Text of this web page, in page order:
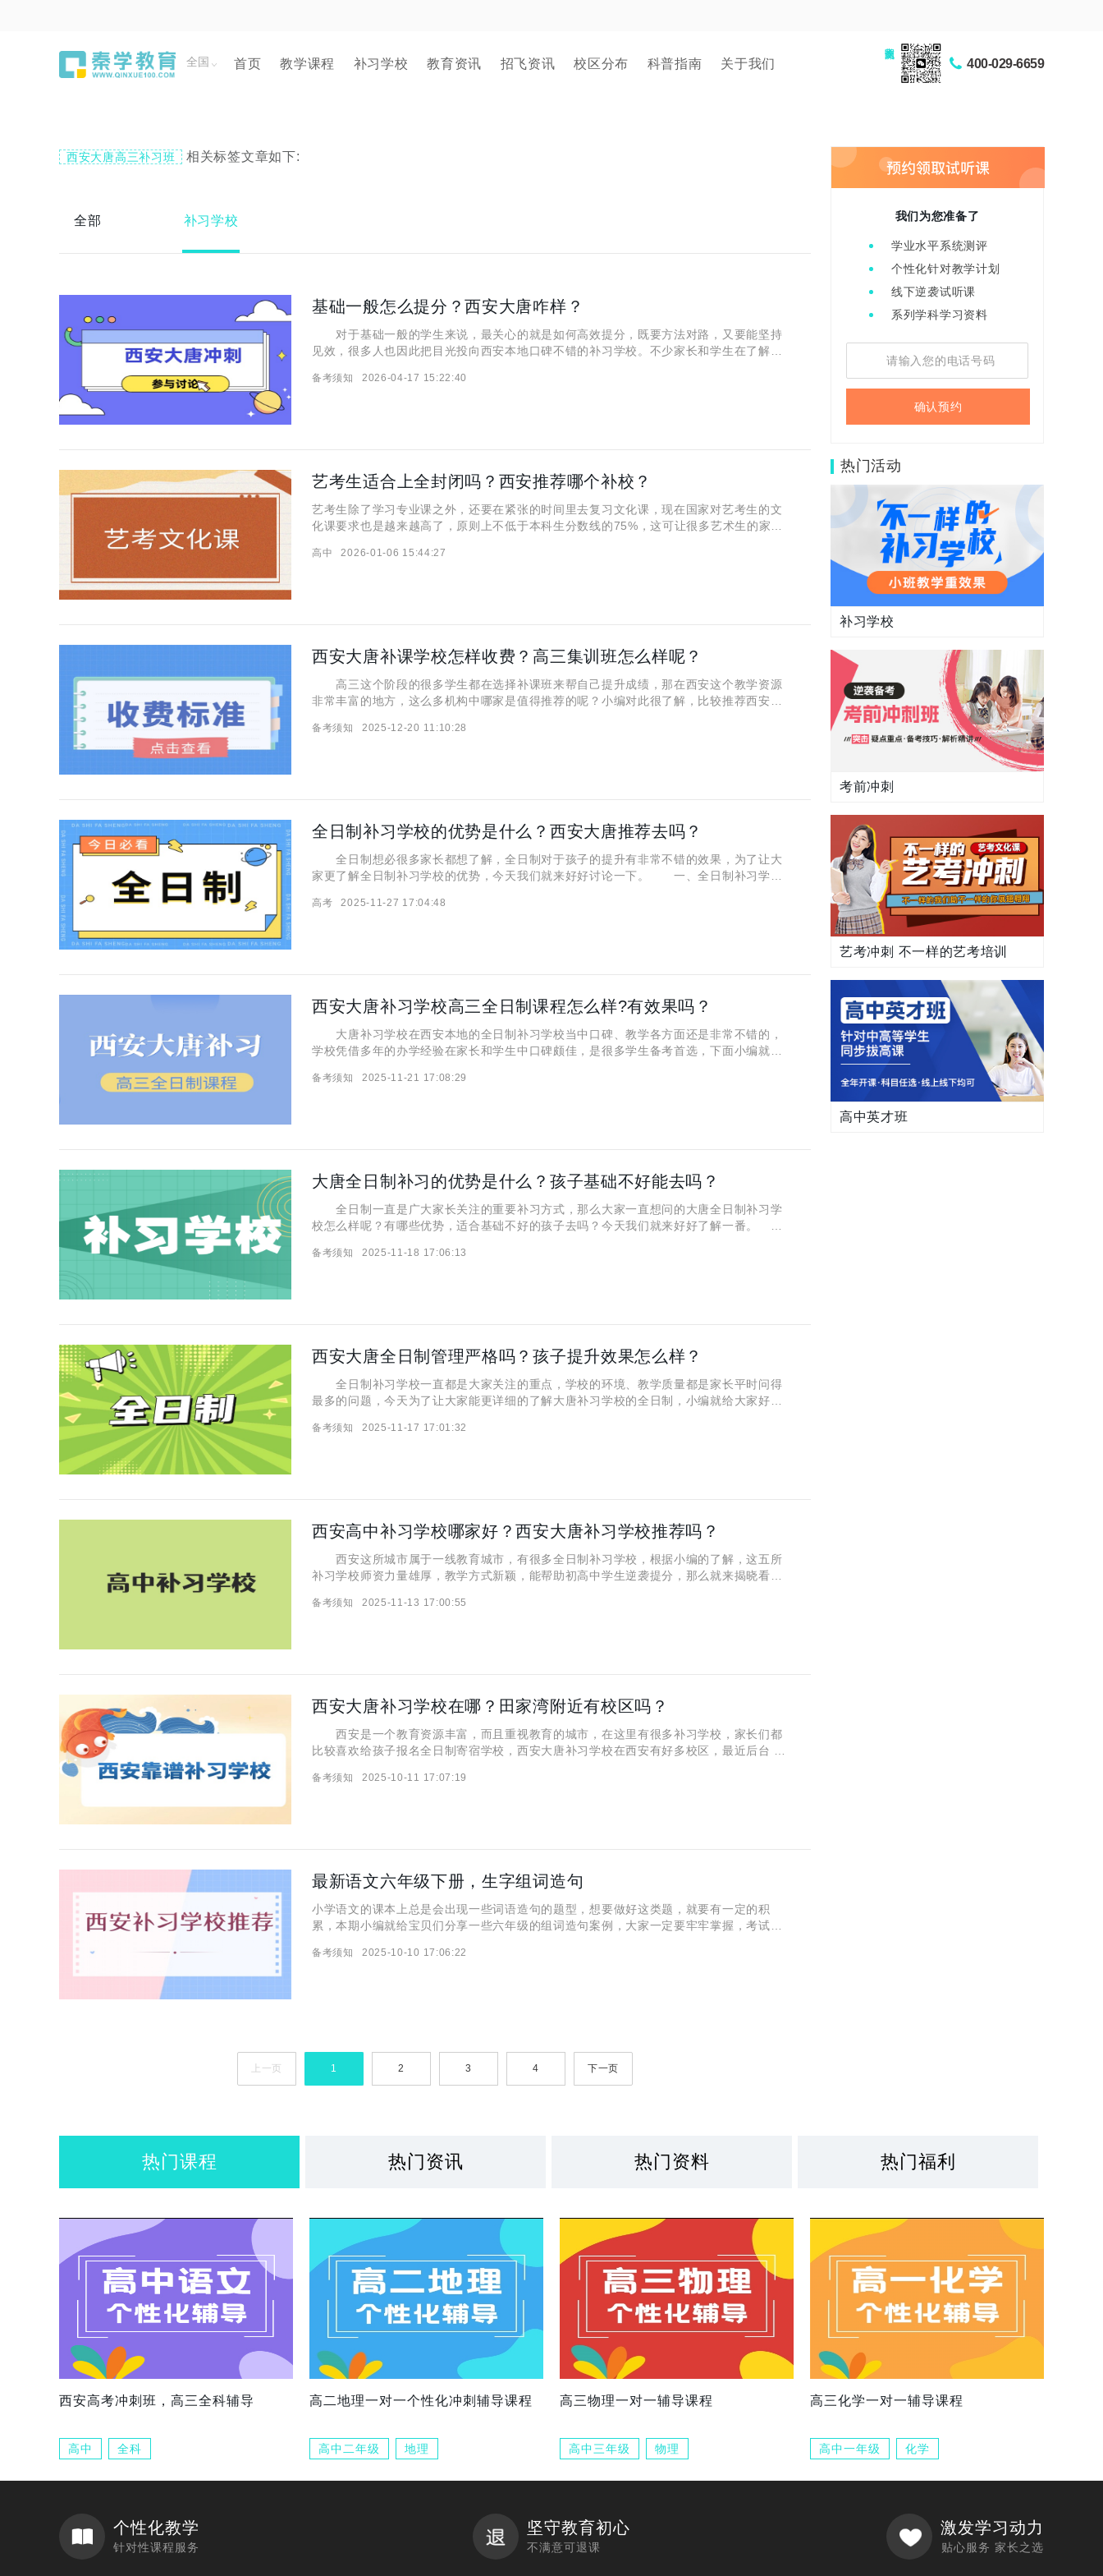
全国 首页 教学课程 补习学校 教育资讯 招飞资讯 校区分布 科普指南 关于我们 400-029-6659
西安大唐高三补习班 相关标签文章如下:
全部 补习学校
基础一般怎么提分？西安大唐咋样？
对于基础一般的学生来说，最关心的就是如何高效提分，既要方法对路，又要能坚持
见效，很多人也因此把目光投向西安本地口碑不错的补习学校。不少家长和学生在了解过
模式能不能真正帮助学生查漏补缺、稳步提升。今天就结合基础薄弱学生的
备考须知 2026-04-17 15:22:40
艺考生适合上全封闭吗？西安推荐哪个补校？
艺考生除了学习专业课之外，还要在紧张的时间里去复习文化课，现在国家对艺考生的文
化课要求也是越来越高了，原则上不低于本科生分数线的75%，这可让很多艺术生的家长
习机构，本期小编就来给大家介绍介绍！
高中 2026-01-06 15:44:27
西安大唐补课学校怎样收费？高三集训班怎么样呢？
高三这个阶段的很多学生都在选择补课班来帮自己提升成绩，那在西安这个教学资源
非常丰富的地方，这么多机构中哪家是值得推荐的呢？小编对此很了解，比较推荐西安大
个问题，希望对大家有帮助。 西安大唐补课学校怎样收费？ 西安大
备考须知 2025-12-20 11:10:28
全日制补习学校的优势是什么？西安大唐推荐去吗？
全日制想必很多家长都想了解，全日制对于孩子的提升有非常不错的效果，为了让大
家更了解全日制补习学校的优势，今天我们就来好好讨论一下。 一、全日制补习学校
学生养成好的学习习惯和思维方式，它最直接的就是用封闭式管理，把手机
高考 2025-11-27 17:04:48
西安大唐补习学校高三全日制课程怎么样?有效果吗？
大唐补习学校在西安本地的全日制补习学校当中口碑、教学各方面还是非常不错的，
学校凭借多年的办学经验在家长和学生中口碑颇佳，是很多学生备考首选，下面小编就来
么样？ 学校是封闭式管理，这样外界的干扰就少了很多，让学生可以专
备考须知 2025-11-21 17:08:29
大唐全日制补习的优势是什么？孩子基础不好能去吗？
全日制一直是广大家长关注的重要补习方式，那么大家一直想问的大唐全日制补习学
校怎么样呢？有哪些优势，适合基础不好的孩子去吗？今天我们就来好好了解一番。
按基础分班、练得多的高效学习模式，还有就是一直坚持小班教学，他们搞
备考须知 2025-11-18 17:06:13
西安大唐全日制管理严格吗？孩子提升效果怎么样？
全日制补习学校一直都是大家关注的重点，学校的环境、教学质量都是家长平时问得
最多的问题，今天为了让大家能更详细的了解大唐补习学校的全日制，小编就给大家好好
严，从学习到生活都管得特别细的管理方式，还有就是一直坚持小班教学，
备考须知 2025-11-17 17:01:32
西安高中补习学校哪家好？西安大唐补习学校推荐吗？
西安这所城市属于一线教育城市，有很多全日制补习学校，根据小编的了解，这五所
补习学校师资力量雄厚，教学方式新颖，能帮助初高中学生逆袭提分，那么就来揭晓看看
是高考补习领域的王牌，他们最早商定了20人以内精品小班的模式，然
备考须知 2025-11-13 17:00:55
西安大唐补习学校在哪？田家湾附近有校区吗？
西安是一个教育资源丰富，而且重视教育的城市，在这里有很多补习学校，家长们都
比较喜欢给孩子报名全日制寄宿学校，西安大唐补习学校在西安有好多校区，最近后台 也
学校电话问问具体路线。 一、西安大唐补习学校在哪？ 西安大唐
备考须知 2025-10-11 17:07:19
最新语文六年级下册，生字组词造句
小学语文的课本上总是会出现一些词语造句的题型，想要做好这类题，就要有一定的积
累，本期小编就给宝贝们分享一些六年级的组词造句案例，大家一定要牢牢掌握，考试才
备考须知 2025-10-10 17:06:22
上一页 1 2 3 4 下一页
我们为您准备了
学业水平系统测评
个性化针对教学计划
线下逆袭试听课
系列学科学习资料
确认预约
热门活动
补习学校
考前冲刺
艺考冲刺 不一样的艺考培训
高中英才班
热门课程 热门资讯 热门资料 热门福利
西安高考冲刺班，高三全科辅导
高中 全科
高二地理一对一个性化冲刺辅导课程
高中二年级 地理
高三物理一对一辅导课程
高中三年级 物理
高三化学一对一辅导课程
高中一年级 化学
个性化教学
针对性课程服务
坚守教育初心
不满意可退课
激发学习动力
贴心服务 家长之选